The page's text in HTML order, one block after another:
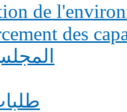
de
des